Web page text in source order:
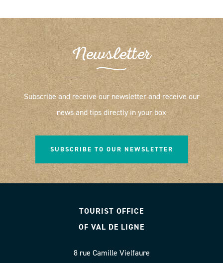
Newsletter
Subscribe and receive our newsletter and receive our
news and tips directly in your box
SUBSCRIBE TO OUR NEWSLETTER
TOURIST OFFICE
OF VAL DE LIGNE
8 rue Camille Vielfaure